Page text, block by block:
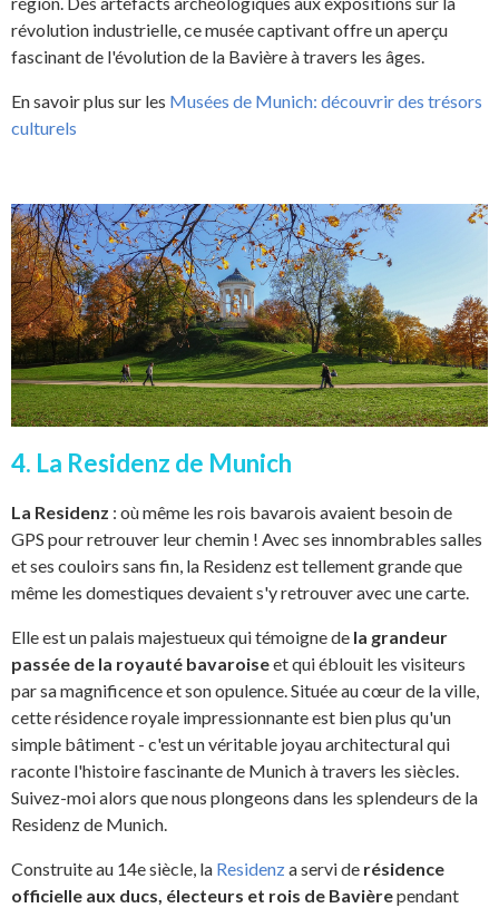
révolution industrielle, ce musée captivant offre un aperçu
fascinant de l'évolution de la Bavière à travers les âges.
En savoir plus sur les Musées de Munich: découvrir des trésors
culturels
4. La Residenz de Munich
La Residenz : où même les rois bavarois avaient besoin de
GPS pour retrouver leur chemin ! Avec ses innombrables salles
et ses couloirs sans fin, la Residenz est tellement grande que
même les domestiques devaient s'y retrouver avec une carte.
Elle est un palais majestueux qui témoigne de la grandeur
passée de la royauté bavaroiseet qui éblouit les visiteurs
par sa magnificence et son opulence. Située au cœur de la ville,
cette résidence royale impressionnante est bien plus qu'un
simple bâtiment - c'est un véritable joyau architectural qui
raconte l'histoire fascinante de Munich à travers les siècles.
Suivez-moi alors que nous plongeons dans les splendeurs de la
Residenz de Munich.
Construite au 14e siècle, la Residenza servi de résidence
officielle aux ducs, électeurs et rois de Bavièrependant